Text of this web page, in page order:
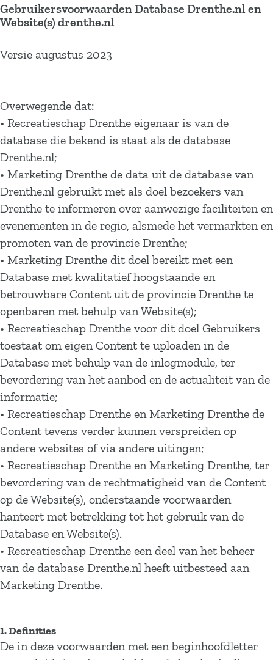
Gebruikersvoorwaarden Database Drenthe.nl en
Website(s) drenthe.nl
Versie augustus 2023
Overwegende dat:
• Recreatieschap Drenthe eigenaar is van de
database die bekend is staat als de database
Drenthe.nl;
• Marketing Drenthe de data uit de database van
Drenthe.nl gebruikt met als doel bezoekers van
Drenthe te informeren over aanwezige faciliteiten en
evenementen in de regio, alsmede het vermarkten en
promoten van de provincie Drenthe;
• Marketing Drenthe dit doel bereikt met een
Database met kwalitatief hoogstaande en
betrouwbare Content uit de provincie Drenthe te
openbaren met behulp van Website(s);
• Recreatieschap Drenthe voor dit doel Gebruikers
toestaat om eigen Content te uploaden in de
Database met behulp van de inlogmodule, ter
bevordering van het aanbod en de actualiteit van de
informatie;
• Recreatieschap Drenthe en Marketing Drenthe de
Content tevens verder kunnen verspreiden op
andere websites of via andere uitingen;
• Recreatieschap Drenthe en Marketing Drenthe, ter
bevordering van de rechtmatigheid van de Content
op de Website(s), onderstaande voorwaarden
hanteert met betrekking tot het gebruik van de
Database en Website(s).
• Recreatieschap Drenthe een deel van het beheer
van de database Drenthe.nl heeft uitbesteed aan
Marketing Drenthe.
1. Definities
De in deze voorwaarden met een beginhoofdletter